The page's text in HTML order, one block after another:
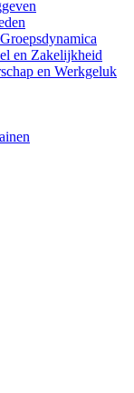
en Zakelijkheid
en Werkgeluk